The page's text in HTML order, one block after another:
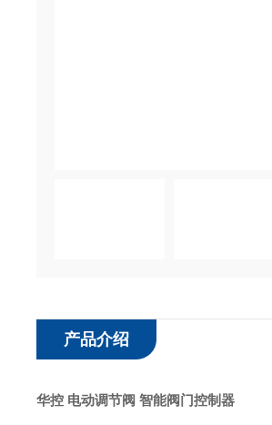
产品介绍
华控 电动调节阀 智能阀门控制器